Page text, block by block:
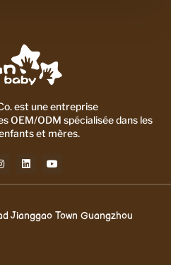
est une entreprise
OEM/ODM spécialisée dans les
et mères.
Jianggao Town Guangzhou